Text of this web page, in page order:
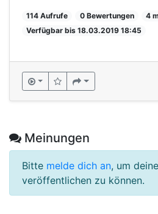
114 Aufrufe 0 Bewertungen
4
Verfügbar bis 18.03.2019 18:45
Meinungen
Bitte melde dich an, um
veröffentlichen zu können.